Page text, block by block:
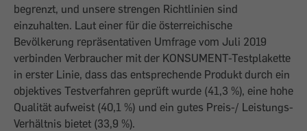
begrenzt, und unsere strengen Richtlinien sind
einzuhalten. Laut einer für die österreichische
Bevölkerung repräsentativen Umfrage vom Juli 2019
verbinden Verbraucher mit der KONSUMENT-Testplakette
in erster Linie, dass das entsprechende Produkt durch ein
objektives Testverfahren geprüft wurde (41,3 %), eine hohe
Qualität aufweist (40,1 %) und ein gutes Preis-/ Leistungs-
Verhältnis bietet (33,9 %).